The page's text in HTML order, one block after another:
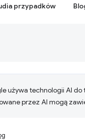
przypadków
używa technologii AI do
przez AI mogą